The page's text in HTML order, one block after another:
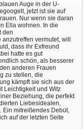
Auge in der U-
jetzt ist sie auf
Nur wenn sie daran
Ella wohnen. In die
den
vermutet, will
dass ihr Exfreund
hatte es gut
schön, als besserer
anderen Frauen
zu stellen, die
kämpft sie sich aus der
Leichtigkeit und Witz
Beziehung, die perfekt
Liebesidealen,
Ein mitreißendes Debüt,
auf der letzten Seite